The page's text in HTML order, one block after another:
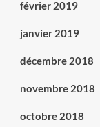
février 2019
janvier 2019
décembre 2018
novembre 2018
octobre 2018